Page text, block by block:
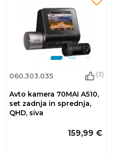
060.303.035 (3)
Avto kamera 70MAI A510,
set zadnja in sprednja,
QHD, siva
159,99 €